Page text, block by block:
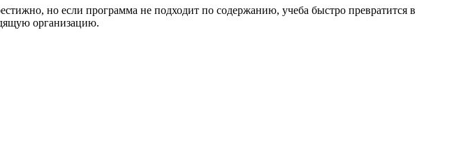
но если программа не подходит по содержанию, учеба быстро превратится в
организацию.